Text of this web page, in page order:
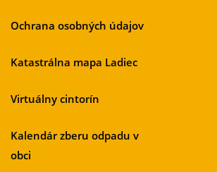
Ochrana osobných údajov
Katastrálna mapa Ladiec
Virtuálny cintorín
Kalendár zberu odpadu v
obci